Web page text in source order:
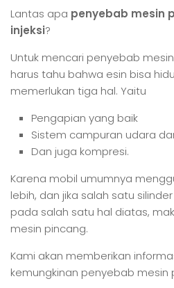
Lantas apa penyebab mesin
injeksi?
Untuk mencari penyebab
harus tahu bahwa esin bisa
memerlukan tiga hal. Yaitu
Pengapian yang baik
Sistem campuran udara
Dan juga kompresi.
Karena mobil umumnya
lebih, dan jika salah satu
pada salah satu hal diatas,
mesin pincang.
Kami akan memberikan
kemungkinan penyebab mesin